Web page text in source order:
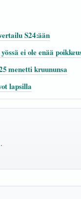
S24:ään
ei ole enää
menetti kruununsa
lapsilla